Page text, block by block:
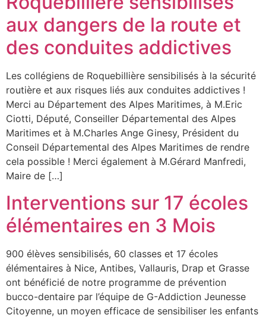
aux dangers de la route et
des conduites addictives
Les collégiens de Roquebillière sensibilisés à la sécurité
routière et aux risques liés aux conduites addictives !
Merci au Département des Alpes Maritimes, à M.Eric
Ciotti, Député, Conseiller Départemental des Alpes
Maritimes et à M.Charles Ange Ginesy, Président du
Conseil Départemental des Alpes Maritimes de rendre
cela possible ! Merci également à M.Gérard Manfredi,
Maire de […]
Interventions sur 17 écoles
élémentaires en 3 Mois
900 élèves sensibilisés, 60 classes et 17 écoles
élémentaires à Nice, Antibes, Vallauris, Drap et Grasse
ont bénéficié de notre programme de prévention
bucco-dentaire par l’équipe de G-Addiction Jeunesse
Citoyenne, un moyen efficace de sensibiliser les enfants